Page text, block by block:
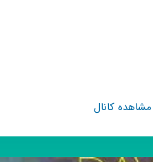
مشاهده کانالکانال
کلیپ